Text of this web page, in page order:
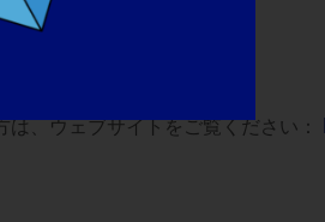
、ウェブサイトをご覧ください：